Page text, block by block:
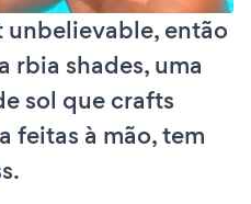
então
rbia shades, uma
sol que crafts
feitas à mão, tem